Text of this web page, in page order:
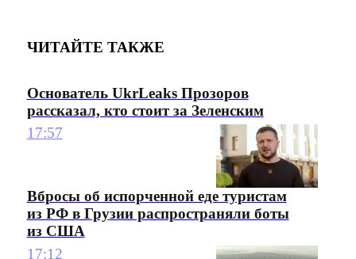
ЧИТАЙТЕ ТАКЖЕ
Основатель UkrLeaks Прозоров
рассказал, кто стоит за Зеленским
17:57
Вбросы об испорченной еде туристам
из РФ в Грузии распространяли боты
из США
17:12